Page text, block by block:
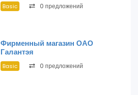
Basic 0 предложений
Фирменный магазин ОАО
Галантэя
Basic 0 предложений